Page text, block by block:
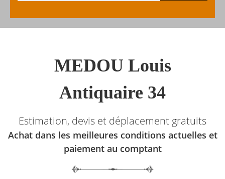
MEDOU Louis
Antiquaire 34
Estimation, devis et déplacement gratuits
Achat dans les meilleures conditions actuelles et
paiement au comptant